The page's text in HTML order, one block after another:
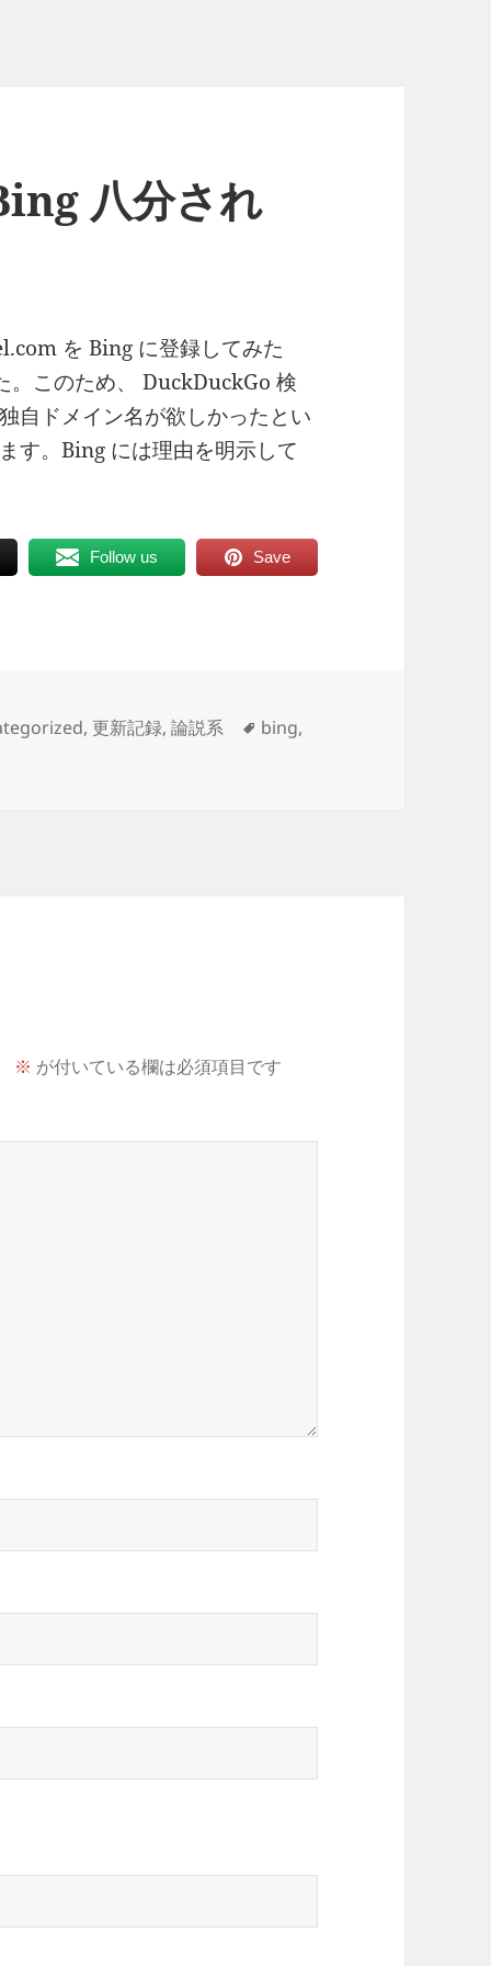
八分され
を Bing に登録してみた
。このため、 DuckDuckGo 検
自ドメイン名が欲しかったとい
す。Bing には理由を明示して
Follow us Save
,更新記録,論説系
タ
bing,
※ が付いている欄は必須項目です